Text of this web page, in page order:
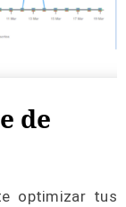
de
optimizar tus